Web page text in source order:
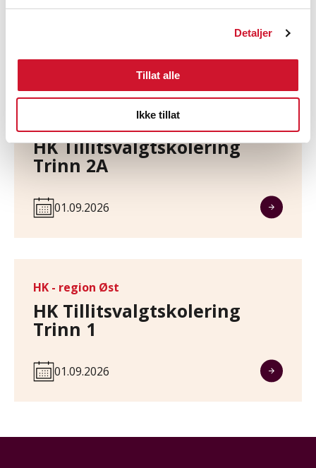
Detaljer
Tillat alle
Ikke tillat
HK Tillitsvalgtskolering
Trinn 2A
01.09.2026
HK - region Øst
HK Tillitsvalgtskolering
Trinn 1
01.09.2026